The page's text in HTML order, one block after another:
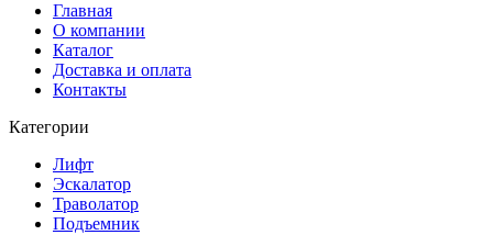
Главная
О компании
Каталог
Доставка и оплата
Контакты
Категории
Лифт
Эскалатор
Траволатор
Подъемник